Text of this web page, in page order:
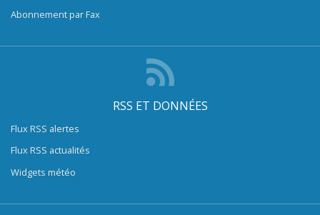
Abonnement par Fax
RSS ET DONNÉES
Flux RSS alertes
Flux RSS actualités
Widgets météo